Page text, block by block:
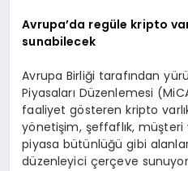
Avrupa’da regüle kripto
sunabilecek
Avrupa Birliği tarafından
Piyasaları Düzenlemesi
faaliyet gösteren kripto
yönetişim, şeffaflık, müşteri
piyasa bütünlüğü gibi
düzenleyici çerçeve